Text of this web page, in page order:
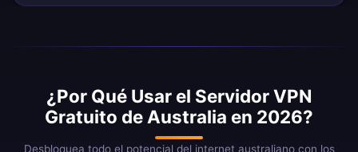
¿Por Qué Usar el Servidor VPN
Gratuito de Australia en 2026?
Desbloquea todo el potencial del internet australiano con los